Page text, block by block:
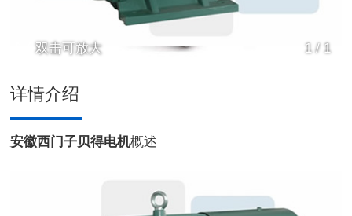
1/ 1
双击可放大
详情介绍
安徽西门子贝得电机概述